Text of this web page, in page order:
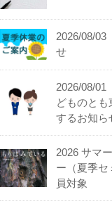
2026/08/
せ
2026/08/01
どものと
するお知ら
2026 サマ
ー（夏季セ
員対象